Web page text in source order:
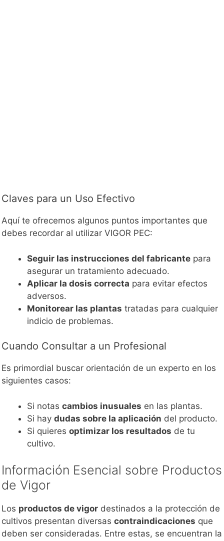
Claves para un Uso Efectivo
Aquí te ofrecemos algunos puntos importantes que
debes recordar al utilizar VIGOR PEC:
Seguir las instrucciones del fabricante para
asegurar un tratamiento adecuado.
Aplicar la dosis correcta para evitar efectos
adversos.
Monitorear las plantas tratadas para cualquier
indicio de problemas.
Cuando Consultar a un Profesional
Es primordial buscar orientación de un experto en los
siguientes casos:
Si notas cambios inusuales en las plantas.
Si hay dudas sobre la aplicación del producto.
Si quieres optimizar los resultados de tu
cultivo.
Información Esencial sobre Productos
de Vigor
Los productos de vigor destinados a la protección de
cultivos presentan diversas contraindicaciones que
deben ser consideradas. Entre estas, se encuentran la